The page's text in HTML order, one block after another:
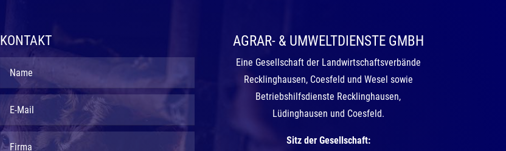
KONTAKT AGRAR- & UMWELTDIENSTE GMBH
Eine Gesellschaft der Landwirtschaftsverbände
Recklinghausen, Coesfeld und Wesel sowie
Betriebshilfsdienste Recklinghausen,
Lüdinghausen und Coesfeld.
Sitz der Gesellschaft: